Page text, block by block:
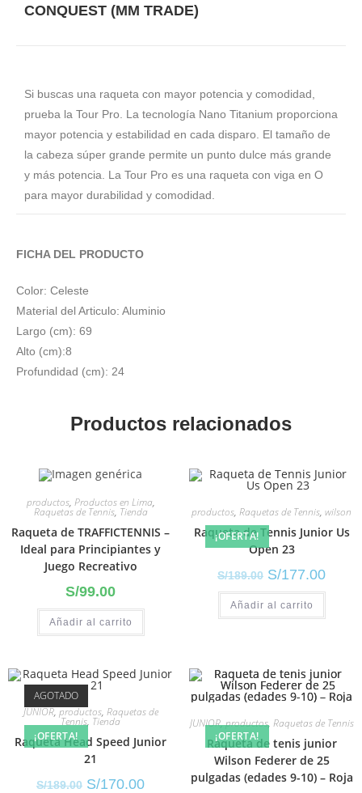
CONQUEST (MM TRADE)
Si buscas una raqueta con mayor potencia y comodidad,
prueba la Tour Pro. La tecnología Nano Titanium proporciona
mayor potencia y estabilidad en cada disparo. El tamaño de
la cabeza súper grande permite un punto dulce más grande
y más potencia. La Tour Pro es una raqueta con viga en O
para mayor durabilidad y comodidad.
FICHA DEL PRODUCTO
Color: Celeste
Material del Articulo: Aluminio
Largo (cm): 69
Alto (cm):8
Profundidad (cm): 24
Productos relacionados
productos, Productos en Lima,
Raquetas de Tennis, Tienda
Raqueta de TRAFFICTENNIS –
Ideal para Principiantes y
Juego Recreativo
S/99.00
Añadir al carrito
¡OFERTA!
productos, Raquetas de Tennis, wilson
Raqueta de Tennis Junior Us
Open 23
S/189.00 S/177.00
Añadir al carrito
AGOTADO
¡OFERTA!
JUNIOR,productos, Raquetas de
Tennis, Tienda
Raqueta Head Speed Junior
21
S/189.00 S/170.00
¡OFERTA!
JUNIOR,productos, Raquetas de Tennis
Raqueta de tenis junior
Wilson Federer de 25
pulgadas (edades 9-10) – Roja